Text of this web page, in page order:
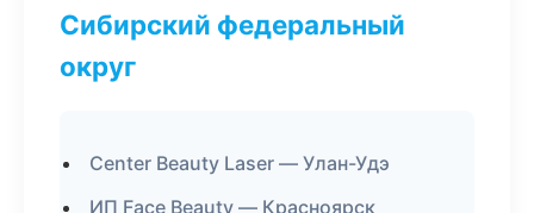
Сибирский федеральный
округ
Center Beauty Laser — Улан-Удэ
ИП Face Beauty — Красноярск